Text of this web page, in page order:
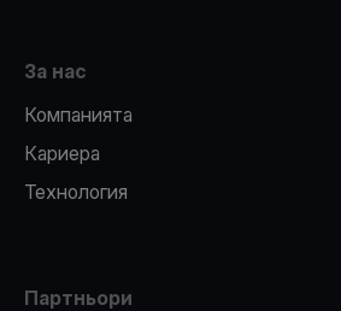
За нас
Компанията
Кариера
Технология
Партньори